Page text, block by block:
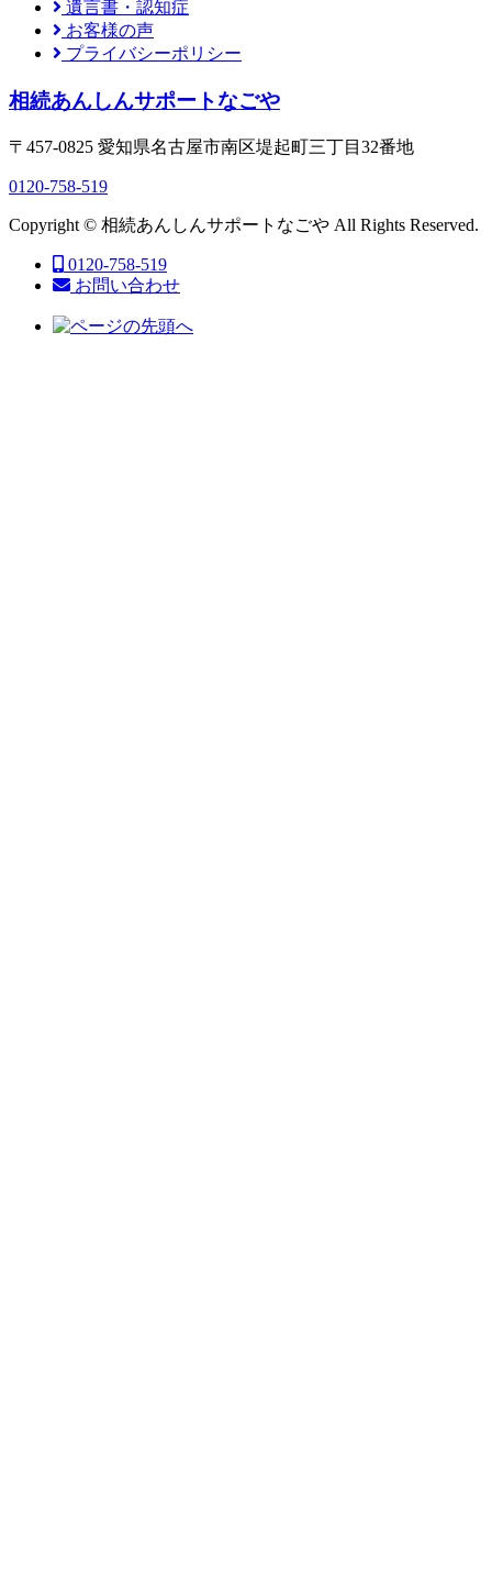
遺言書・認知症
お客様の声
プライバシーポリシー
相続あんしんサポートなごや
〒457-0825 愛知県名古屋市南区堤起町三丁目32番地
0120-758-519
Copyright © 相続あんしんサポートなごや All Rights Reserved.
0120-758-519
お問い合わせ